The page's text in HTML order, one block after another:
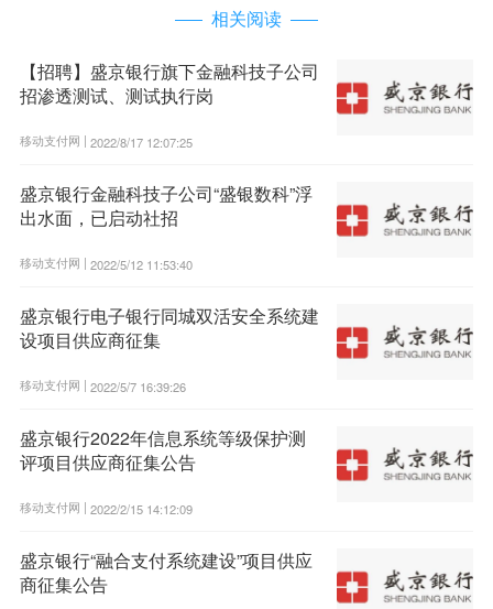
相关阅读
【招聘】盛京银行旗下金融科技子公司
招渗透测试、测试执行岗
移动支付网 | 2022/8/17 12:07:25
盛京银行金融科技子公司“盛银数科”浮
出水面，已启动社招
移动支付网 | 2022/5/12 11:53:40
盛京银行电子银行同城双活安全系统建
设项目供应商征集
移动支付网 | 2022/5/7 16:39:26
盛京银行2022年信息系统等级保护测
评项目供应商征集公告
移动支付网 | 2022/2/15 14:12:09
盛京银行“融合支付系统建设”项目供应
商征集公告